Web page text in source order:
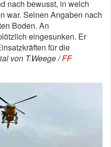
nach bewusst, in welch
war. Seinen Angaben nach
Boden. An
eingesunken. Er
für die
von T.Weege /FF